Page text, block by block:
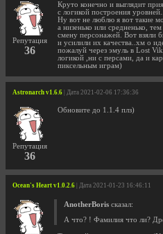
Репутация
36
Круто конечно и выглядит
с логикой построения
Ну вот не люблю я вот такие
а низенько или средненько,
смену персонажей. Вот взяли
и усилили их качества..хм о
пожалуй через эмуль в Lost
логикой ,ни с персами, да и
пиксельным играм)
Astronarch v1.6.6 | Дата 2021-02-06 17:36:36
Репутация
36
Обновите до 1.1.4 плз)
Ocean's Heart v1.0.2.6 | Дата 2021-01-23 16:46:11
AnotherBoris сказал:
А что? ! Фамилия что ли?